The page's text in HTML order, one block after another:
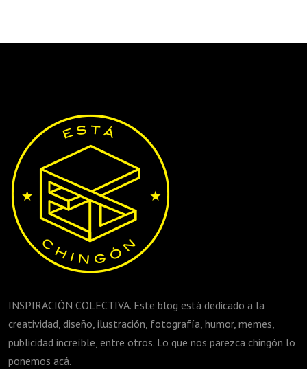
INSPIRACIÓN COLECTIVA. Este blog está dedicado a la
creatividad, diseño, ilustración, fotografía, humor, memes,
publicidad increíble, entre otros. Lo que nos parezca chingón lo
ponemos acá.